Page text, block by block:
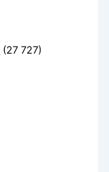
(27 727)